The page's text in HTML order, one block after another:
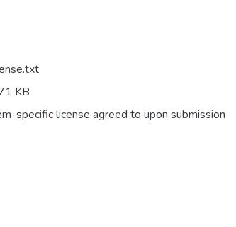
KB
specific license agreed to upon submission